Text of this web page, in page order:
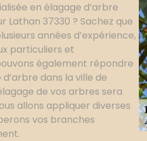
en élagage d’arbre
37330 ? Sachez que
années d’expérience,
particuliers et
également répondre
dans la ville de
de vos arbres sera
allons appliquer diverses
vos branches